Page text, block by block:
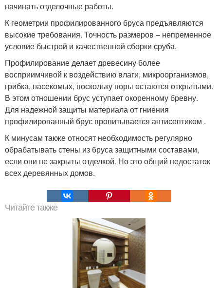
начинать отделочные работы.
К геометрии профилированного бруса предъявляются
высокие требования. Точность размеров – непременное
условие быстрой и качественной сборки сруба.
Профилирование делает древесину более
восприимчивой к воздействию влаги, микроорганизмов,
грибка, насекомых, поскольку поры остаются открытыми.
В этом отношении брус уступает окоренному бревну.
Для надежной защиты материала от гниения
профилированный брус пропитывается антисептиком .
К минусам также относят необходимость регулярно
обрабатывать стены из бруса защитными составами,
если они не закрыты отделкой. Но это общий недостаток
всех деревянных домов.
Читайте также